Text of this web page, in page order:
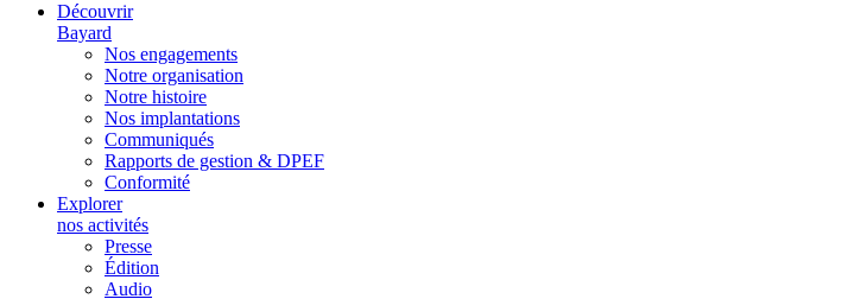
Découvrir
Bayard
Nos engagements
Notre organisation
Notre histoire
Nos implantations
Communiqués
Rapports de gestion & DPEF
Conformité
Explorer
nos activités
Presse
Édition
Audio